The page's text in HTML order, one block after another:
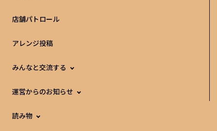
店舗パトロール
アレンジ投稿
みんなと交流する
運営からのお知らせ
読み物